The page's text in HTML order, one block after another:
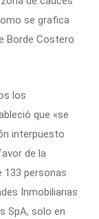
se grafica
Borde Costero
los
que «se
interpuesto
de la
133 personas
Inmobiliarias
SpA, solo en